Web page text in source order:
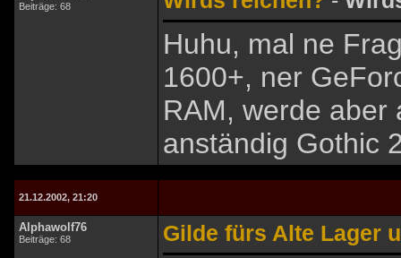
Beiträge: 68
Huhu, mal ne
1600+, ner
RAM, werde aber
anständig Gothic
21.12.2002, 21:20
Alphawolf76
Beiträge: 68 Gilde fürs Alte Lager